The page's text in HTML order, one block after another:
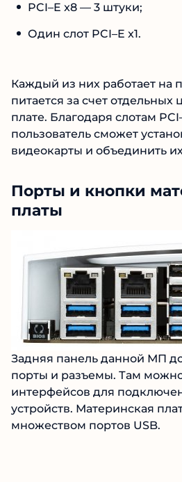
PCI–E x8 — 3 штуки;
Один слот PCI–E x1.
Каждый из них работает на
питается за счет отдельных
плате. Благодаря слотам
пользователь сможет
видеокарты и объединить
Порты и кнопки
платы
Задняя панель данной МП
порты и разъемы. Там
интерфейсов для
устройств. Материнская
множеством портов USB.